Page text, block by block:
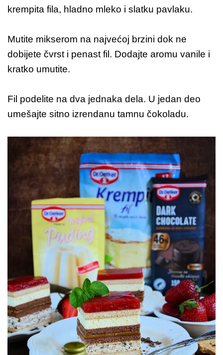
krempita fila, hladno mleko i slatku pavlaku.
Mutite mikserom na najvećoj brzini dok ne
dobijete čvrst i penast fil. Dodajte aromu vanile i
kratko umutite.
Fil podelite na dva jednaka dela. U jedan deo
umešajte sitno izrendanu tamnu čokoladu.